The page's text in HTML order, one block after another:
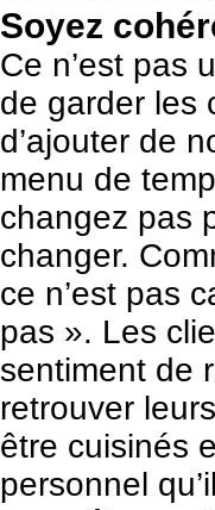
Soyez
Ce n’est pas
de garder les
d’ajouter de
menu de
changez pas
changer.
ce n’est pas
pas ». Les
sentiment de
retrouver
être cuisinés
personnel